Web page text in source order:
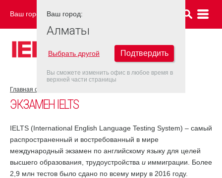
Ваш город: АЛМАТЫ
Главная страница
ЭКЗАМЕН IELTS
IELTS (International English Language Testing System) – самый
распространенный и востребованный в мире
международный экзамен по английскому языку для целей
высшего образования, трудоустройства и иммиграции. Более
2,9 млн тестов было сдано по всему миру в 2016 году.
Ваш город:
Алматы
Выбрать другой Подтвердить
Вы сможете изменить офис в любое время в
верхней части страницы